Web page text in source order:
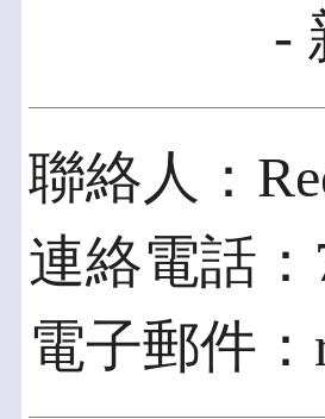
-
聯絡人：
連絡電話：
電子郵件：